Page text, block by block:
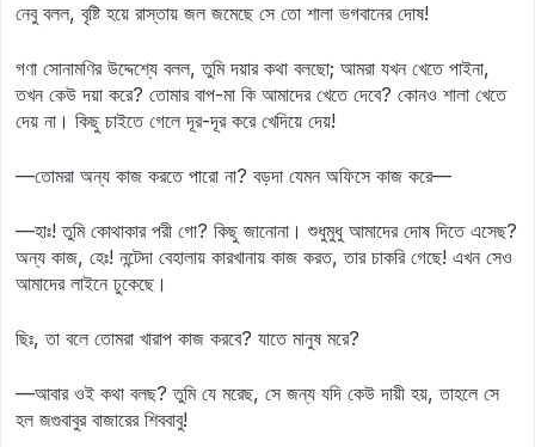
নেবু বলল, বৃষ্টি হয়ে রাস্তায় জল জমেছে সে তো শালা ভগবানের দোষ!
গণা সোনামণির উদ্দেশ্যে বলল, তুমি দয়ার কথা বলছো; আমরা যখন খেতে পাইনা,
তখন কেউ দয়া করে? তোমার বাপ-মা কি আমাদের খেতে দেবে? কোনও শালা খেতে
দেয় না। কিছু চাইতে গেলে দূর-দূর করে খেদিয়ে দেয়!
—তোমরা অন্য কাজ করতে পারো না? বড়দা যেমন অফিসে কাজ করে—
—হাঃ! তুমি কোথাকার পরী গো? কিছু জানোনা। শুধুমুধু আমাদের দোষ দিতে এসেছ?
অন্য কাজ, হেঃ! নন্টেদা বেহালায় কারখানায় কাজ করত, তার চাকরি গেছে! এখন সেও
আমাদের লাইনে ঢুকেছে।
ছিঃ, তা বলে তোমরা খারাপ কাজ করবে? যাতে মানুষ মরে?
—আবার ওই কথা বলছ? তুমি যে মরেছ, সে জন্য যদি কেউ দায়ী হয়, তাহলে সে
হল জগুবাবুর বাজারের শিববাবু!